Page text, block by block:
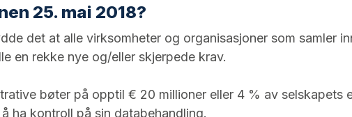
25. mai 2018?
det at alle virksomheter og organisasjoner som samler
en rekke nye og/eller skjerpede krav.
bøter på opptil € 20 millioner eller 4 % av selskapets
ha kontroll på sin databehandling.